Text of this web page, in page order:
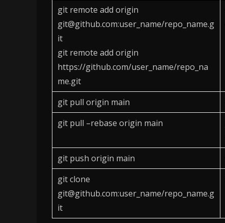
git remote add origin
git@github.com:user_name/repo_name.g
it
git remote add origin
https://github.com/user_name/repo_na
me.git
git pull origin main
git pull –rebase origin main
git push origin main
git clone
git@github.com:user_name/repo_name.g
it